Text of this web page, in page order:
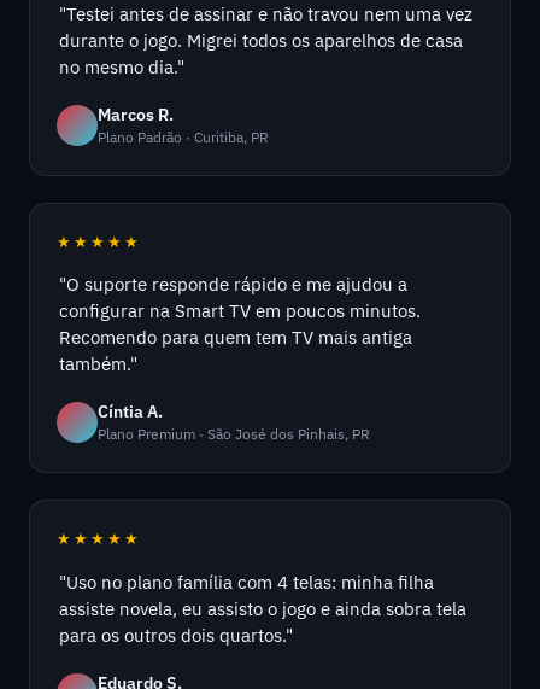
"Testei antes de assinar e não travou nem uma vez
durante o jogo. Migrei todos os aparelhos de casa
no mesmo dia."
Marcos R.
Plano Padrão · Curitiba, PR
★★★★★
"O suporte responde rápido e me ajudou a
configurar na Smart TV em poucos minutos.
Recomendo para quem tem TV mais antiga
também."
Cíntia A.
Plano Premium · São José dos Pinhais, PR
★★★★★
"Uso no plano família com 4 telas: minha filha
assiste novela, eu assisto o jogo e ainda sobra tela
para os outros dois quartos."
Eduardo S.